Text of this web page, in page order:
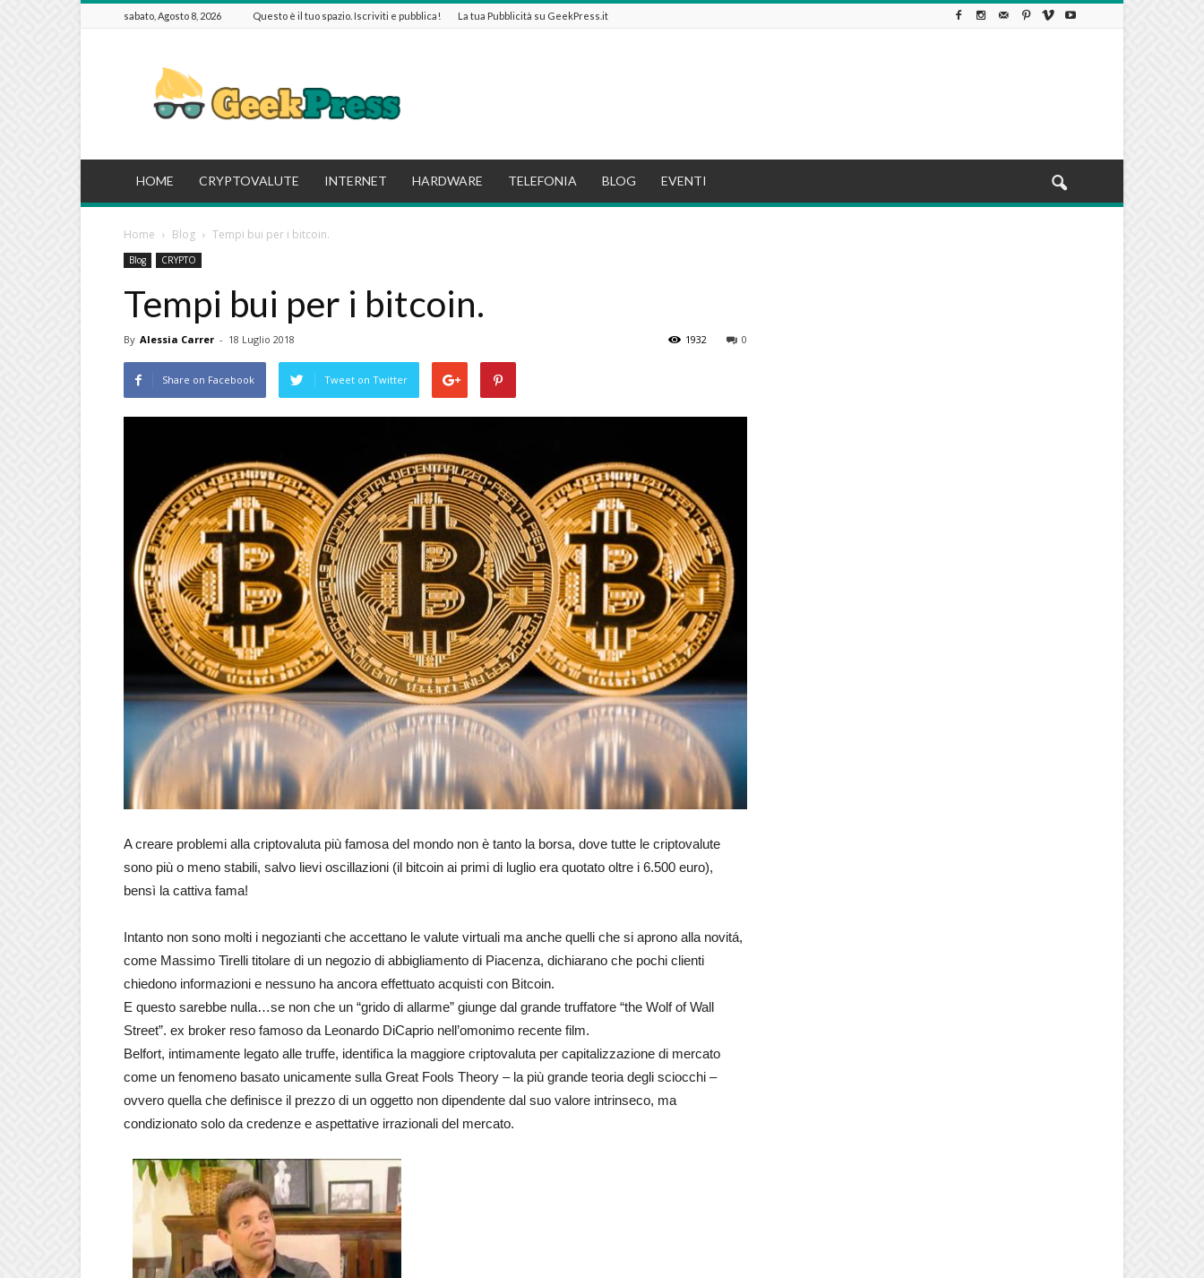
sabato, Agosto 8, 2026 Questo è il tuo spazio. Iscriviti e pubblica! La tua Pubblicità su GeekPress.it
HOME CRYPTOVALUTE INTERNET HARDWARE TELEFONIA BLOG EVENTI
Home Blog Tempi bui per i bitcoin.
Blog CRYPTO
Tempi bui per i bitcoin.
By Alessia Carrer - 18 Luglio 2018 0
1932
Share on Facebook Tweet on Twitter
A creare problemi alla criptovaluta più famosa del mondo non è tanto la borsa, dove tutte le criptovalute
sono più o meno stabili, salvo lievi oscillazioni (il bitcoin ai primi di luglio era quotato oltre i 6.500 euro),
bensì la cattiva fama!
Intanto non sono molti i negozianti che accettano le valute virtuali ma anche quelli che si aprono alla novitá,
come Massimo Tirelli titolare di un negozio di abbigliamento di Piacenza, dichiarano che pochi clienti
chiedono informazioni e nessuno ha ancora effettuato acquisti con Bitcoin.
E questo sarebbe nulla…se non che un “grido di allarme” giunge dal grande truffatore “the Wolf of Wall
Street”. ex broker reso famoso da Leonardo DiCaprio nell’omonimo recente film.
Belfort, intimamente legato alle truffe, identifica la maggiore criptovaluta per capitalizzazione di mercato
come un fenomeno basato unicamente sulla Great Fools Theory – la più grande teoria degli sciocchi –
ovvero quella che definisce il prezzo di un oggetto non dipendente dal suo valore intrinseco, ma
condizionato solo da credenze e aspettative irrazionali del mercato.